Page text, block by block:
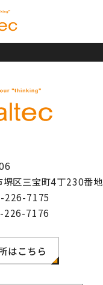
堺区三宝町4丁230番地
226-7175
226-7176